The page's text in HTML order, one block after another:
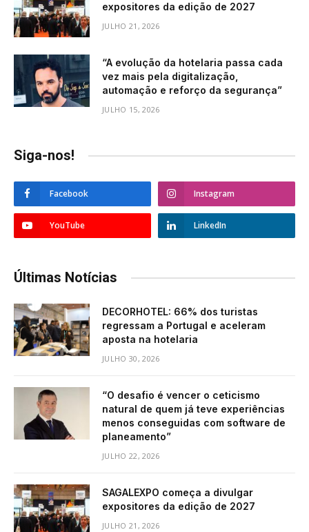
expositores da edição de 2027
JULHO 21, 2026
“A evolução da hotelaria passa cada
vez mais pela digitalização,
automação e reforço da segurança”
JULHO 15, 2026
Siga-nos!
Facebook Instagram
YouTube LinkedIn
Últimas Notícias
DECORHOTEL: 66% dos turistas
regressam a Portugal e aceleram
aposta na hotelaria
JULHO 30, 2026
“O desafio é vencer o ceticismo
natural de quem já teve experiências
menos conseguidas com software de
planeamento”
JULHO 22, 2026
SAGALEXPO começa a divulgar
expositores da edição de 2027
JULHO 21, 2026